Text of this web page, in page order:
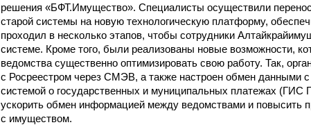
решения «БФТ.Имущество». Специалисты осуществили
старой системы на новую технологическую платформу,
проходил в несколько этапов, чтобы сотрудники
системе. Кроме того, были реализованы новые возможности,
ведомства существенно оптимизировать свою работу. Так,
с Росреестром через СМЭВ, а также настроен обмен данными
системой о государственных и муниципальных платежах (ГИС
ускорить обмен информацией между ведомствами и повысить
с имуществом.